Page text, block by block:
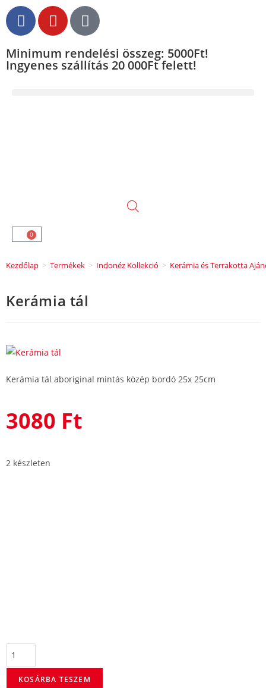
Minimum rendelési összeg: 5000Ft!
Ingyenes szállítás 20 000Ft felett!
0
Kezdőlap > Termékek > Indonéz Kollekció > Kerámia és Terrakotta
Kerámia tál
Kerámia tál aboriginal mintás közép bordó 25x 25cm
3080 Ft
2 készleten
KOSÁRBA TESZEM